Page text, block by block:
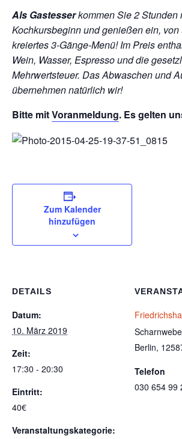
Als Gastesserkommen Sie 2 Stunden
Kochkursbeginn und genießen ein, von
kreiertes 3-Gänge-Menü!Im Preis
Wein, Wasser, Espresso und die
Mehrwertsteuer. Das Abwaschen und
übernehmen natürlich wir!
Bitte mitVoranmeldung. Es gelten
Zum Kalender
hinzufügen
DETAILS
Datum:
10. März 2019
Zeit:
17:30 - 20:30
Eintritt:
40€
Veranstaltungskategorie:
Berlin,
Telefon
030 654 99